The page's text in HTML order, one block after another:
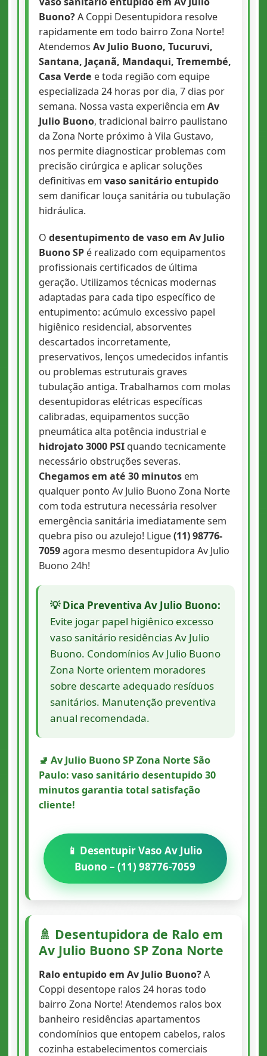
Buono?A Coppi Desentupidora resolve
rapidamente em todo bairro Zona Norte!
Atendemos Av Julio Buono, Tucuruvi,
Santana, Jaçanã, Mandaqui, Tremembé,
Casa Verde e toda região com equipe
especializada 24 horas por dia, 7 dias por
semana. Nossa vasta experiência em Av
Julio Buono, tradicional bairro paulistano
da Zona Norte próximo à Vila Gustavo,
nos permite diagnosticar problemas com
precisão cirúrgica e aplicar soluções
definitivas em vaso sanitário entupido
sem danificar louça sanitária ou tubulação
hidráulica.
O desentupimento de vaso em Av Julio
Buono SPé realizado com equipamentos
profissionais certificados de última
geração. Utilizamos técnicas modernas
adaptadas para cada tipo específico de
entupimento: acúmulo excessivo papel
higiênico residencial, absorventes
descartados incorretamente,
preservativos, lenços umedecidos infantis
ou problemas estruturais graves
tubulação antiga. Trabalhamos com molas
desentupidoras elétricas específicas
calibradas, equipamentos sucção
pneumática alta potência industrial e
hidrojato 3000 PSIquando tecnicamente
necessário obstruções severas.
Chegamos em até 30 minutosem
qualquer ponto Av Julio Buono Zona Norte
com toda estrutura necessária resolver
emergência sanitária imediatamente sem
quebra piso ou azulejo! Ligue(11) 98776-
7059agora mesmo desentupidora Av Julio
Buono 24h!
💡 Dica Preventiva Av Julio Buono:
Evite jogar papel higiênico excesso
vaso sanitário residências Av Julio
Buono. Condomínios Av Julio Buono
Zona Norte orientem moradores
sobre descarte adequado resíduos
sanitários. Manutenção preventiva
anual recomendada.
🚽 Av Julio Buono SP Zona Norte São
Paulo: vaso sanitário desentupido 30
minutos garantia total satisfação
cliente!
📱 Desentupir Vaso Av Julio
Buono – (11) 98776-7059
🚿 Desentupidora de Ralo em
Av Julio Buono SP Zona Norte
Ralo entupido em Av Julio Buono?A
Coppi desentope ralos 24 horas todo
bairro Zona Norte! Atendemos ralos box
banheiro residências apartamentos
condomínios que entopem cabelos, ralos
cozinha estabelecimentos comerciais